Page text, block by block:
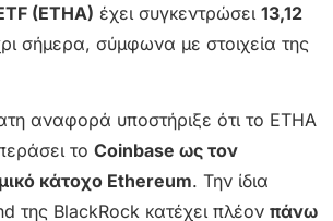
(ETHA) έχει συγκεντρώσει 13,12
σήμερα, σύμφωνα με στοιχεία της
αναφορά υποστήριξε ότι το ETHA
το Coinbase ως τον
κάτοχο Ethereum. Την ίδια
της BlackRock κατέχει πλέον πάνω